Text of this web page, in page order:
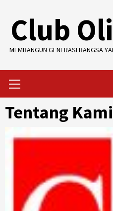
contentClub
MEMBANGUN GENERASI BANGSA
Menu
Tentang Kami